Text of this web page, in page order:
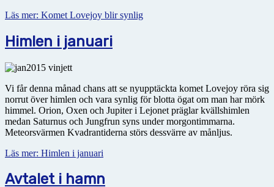
Läs mer: Komet Lovejoy blir synlig
Himlen i januari
Vi får denna månad chans att se nyupptäckta komet Lovejoy röra sig
norrut över himlen och vara synlig för blotta ögat om man har mörk
himmel. Orion, Oxen och Jupiter i Lejonet präglar kvällshimlen
medan Saturnus och Jungfrun syns under morgontimmarna.
Meteorsvärmen Kvadrantiderna störs dessvärre av månljus.
Läs mer: Himlen i januari
Avtalet i hamn